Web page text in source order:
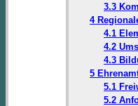
3.3
4
4.1
4.2
4.3
5
5.1
5.2